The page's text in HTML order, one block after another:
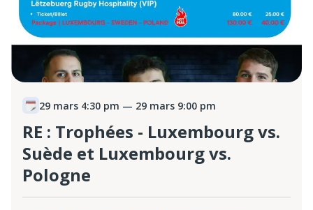
29 mars 4:30 pm — 29 mars 9:00 pm
RE : Trophées - Luxembourg vs.
Suède et Luxembourg vs.
Pologne